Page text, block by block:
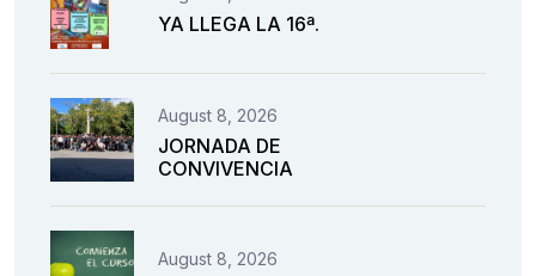
YA LLEGA LA 16ª.
August 8, 2026
JORNADA DE
CONVIVENCIA
August 8, 2026